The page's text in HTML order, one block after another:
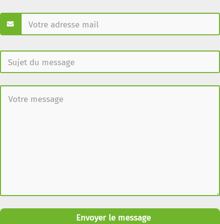
Envoyer le message